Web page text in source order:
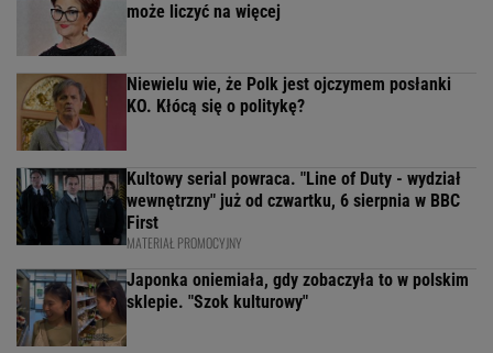
może liczyć na więcej
Niewielu wie, że Polk jest ojczymem posłanki
KO. Kłócą się o politykę?
Kultowy serial powraca. "Line of Duty - wydział
wewnętrzny" już od czwartku, 6 sierpnia w BBC
First
MATERIAŁ PROMOCYJNY
Japonka oniemiała, gdy zobaczyła to w polskim
sklepie. "Szok kulturowy"